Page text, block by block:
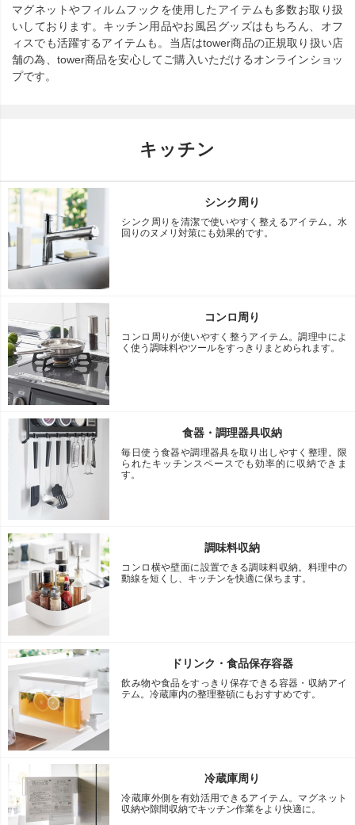
マグネットやフィルムフックを使用したアイテムも多数お取り扱
いしております。キッチン用品やお風呂グッズはもちろん、オフ
ィスでも活躍するアイテムも。当店はtower商品の正規取り扱い店
舗の為、tower商品を安心してご購入いただけるオンラインショッ
プです。
キッチン
シンク周り
シンク周りを清潔で使いやすく整えるアイテム。水
回りのヌメリ対策にも効果的です。
コンロ周り
コンロ周りが使いやすく整うアイテム。調理中によ
く使う調味料やツールをすっきりまとめられます。
食器・調理器具収納
毎日使う食器や調理器具を取り出しやすく整理。限
られたキッチンスペースでも効率的に収納できま
す。
調味料収納
コンロ横や壁面に設置できる調味料収納。料理中の
動線を短くし、キッチンを快適に保ちます。
ドリンク・食品保存容器
飲み物や食品をすっきり保存できる容器・収納アイ
テム。冷蔵庫内の整理整頓にもおすすめです。
冷蔵庫周り
冷蔵庫外側を有効活用できるアイテム。マグネット
収納や隙間収納でキッチン作業をより快適に。